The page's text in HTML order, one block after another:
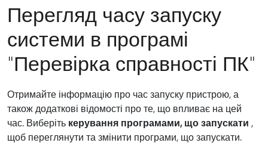
Перегляд часу запуску
системи в програмі
"Перевірка справності ПК"
Отримайте інформацію про час запуску пристрою, а
також додаткові відомості про те, що впливає на цей
час. Виберіть керування програмами, що запускати ,
щоб переглянути та змінити програми, що запускати.